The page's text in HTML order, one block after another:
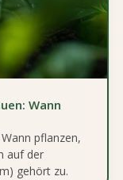
Wann
pflanzen,
auf der
gehört zu.